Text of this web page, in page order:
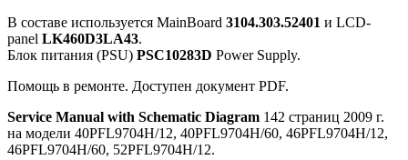
В составе используется MainBoard 3104.303.52401 и LCD-
panel LK460D3LA43.
Блок питания (PSU) PSC10283D Power Supply.
Помощь в ремонте. Доступен документ PDF.
Service Manual with Schematic Diagram 142 страниц 2009 г.
на модели 40PFL9704H/12, 40PFL9704H/60, 46PFL9704H/12,
46PFL9704H/60, 52PFL9704H/12.